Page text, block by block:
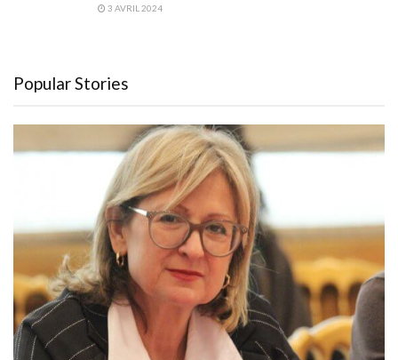
3 AVRIL 2024
Popular Stories